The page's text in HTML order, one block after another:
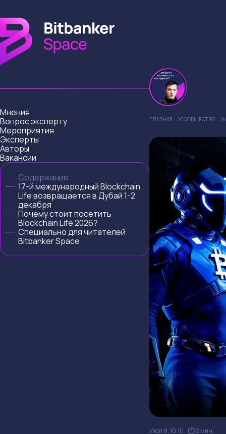
Мнения
Вопрос эксперту
Мероприятия
Эксперты
Авторы
Вакансии
Содержание
17-й международный Blockchain
Life возвращается в Дубай 1-2
декабря
Почему стоит посетить
Blockchain Life 2026?
Специально для читателей
Bitbanker Space
ГЛАВНАЯ СООБЩЕСТВО
Июл 9, 10:10 2 мин